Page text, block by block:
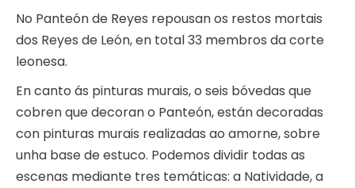
No Panteón de Reyes repousan os restos mortais
dos Reyes de León, en total 33 membros da corte
leonesa.
En canto ás pinturas murais, o seis bóvedas que
cobren que decoran o Panteón, están decoradas
con pinturas murais realizadas ao amorne, sobre
unha base de estuco. Podemos dividir todas as
escenas mediante tres temáticas: a Natividade, a